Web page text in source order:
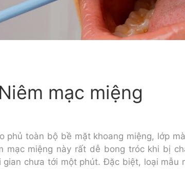
Niêm mạc miệng
phủ toàn bộ bề mặt khoang miệng, lớp
mạc miệng này rất dễ bong tróc khi bị
chưa tới một phút. Đặc biệt, loại mẫu